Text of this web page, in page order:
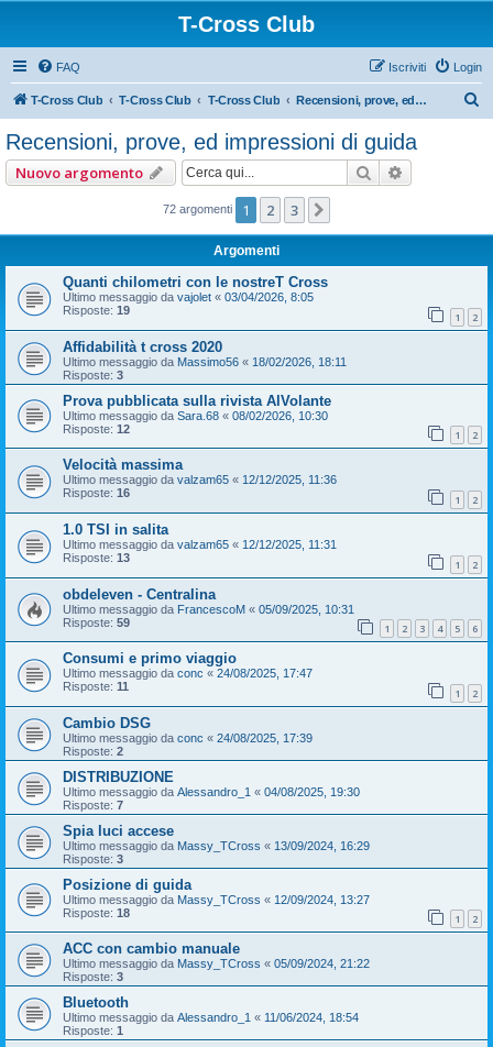
T-Cross Club
FAQ Login
Iscriviti
T-Cross Club T-Cross Club T-Cross Club Recensioni, prove, ed impressioni di guida
Recensioni, prove, ed impressioni di guida
Nuovo argomento Cerca
72 argomenti 1 2 3
Argomenti
Quanti chilometri con le nostreT Cross
Ultimo messaggio da vajolet « 03/04/2026, 8:05
Risposte: 19 1 2
Affidabilità t cross 2020
Ultimo messaggio da Massimo56 « 18/02/2026, 18:11
Risposte: 3
Prova pubblicata sulla rivista AlVolante
Ultimo messaggio da Sara.68 « 08/02/2026, 10:30
Risposte: 12 1 2
Velocità massima
Ultimo messaggio da valzam65 « 12/12/2025, 11:36
Risposte: 16 1 2
1.0 TSI in salita
Ultimo messaggio da valzam65 « 12/12/2025, 11:31
Risposte: 13 1 2
obdeleven - Centralina
Ultimo messaggio da FrancescoM « 05/09/2025, 10:31
Risposte: 59 1 2 3 4 5 6
Consumi e primo viaggio
Ultimo messaggio da conc « 24/08/2025, 17:47
Risposte: 11 1 2
Cambio DSG
Ultimo messaggio da conc « 24/08/2025, 17:39
Risposte: 2
DISTRIBUZIONE
Ultimo messaggio da Alessandro_1 « 04/08/2025, 19:30
Risposte: 7
Spia luci accese
Ultimo messaggio da Massy_TCross « 13/09/2024, 16:29
Risposte: 3
Posizione di guida
Ultimo messaggio da Massy_TCross « 12/09/2024, 13:27
Risposte: 18 1 2
ACC con cambio manuale
Ultimo messaggio da Massy_TCross « 05/09/2024, 21:22
Risposte: 3
Bluetooth
Ultimo messaggio da Alessandro_1 « 11/06/2024, 18:54
Risposte: 1